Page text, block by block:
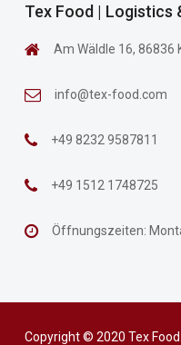
Tex Food | Logistics
Am Wäldle 16, 86836
info@tex-food.com
+49 8232 9587811
+49 1512 1748725
Öffnungszeiten:
Copyright © 2020 Tex